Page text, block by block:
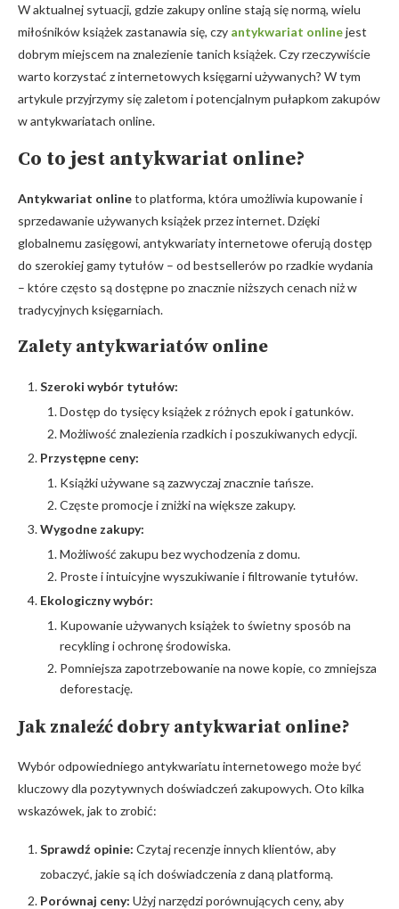
W aktualnej sytuacji, gdzie zakupy online stają się normą, wielu
miłośników książek zastanawia się, czy antykwariat onlinejest
dobrym miejscem na znalezienie tanich książek. Czy rzeczywiście
warto korzystać z internetowych księgarni używanych? W tym
artykule przyjrzymy się zaletom i potencjalnym pułapkom zakupów
w antykwariatach online.
Co to jest antykwariat online?
Antykwariat onlineto platforma, która umożliwia kupowanie i
sprzedawanie używanych książek przez internet. Dzięki
globalnemu zasięgowi, antykwariaty internetowe oferują dostęp
do szerokiej gamy tytułów – od bestsellerów po rzadkie wydania
– które często są dostępne po znacznie niższych cenach niż w
tradycyjnych księgarniach.
Zalety antykwariatów online
Szeroki wybór tytułów:
Dostęp do tysięcy książek z różnych epok i gatunków.
Możliwość znalezienia rzadkich i poszukiwanych edycji.
Przystępne ceny:
Książki używane są zazwyczaj znacznie tańsze.
Częste promocje i zniżki na większe zakupy.
Wygodne zakupy:
Możliwość zakupu bez wychodzenia z domu.
Proste i intuicyjne wyszukiwanie i filtrowanie tytułów.
Ekologiczny wybór:
Kupowanie używanych książek to świetny sposób na
recykling i ochronę środowiska.
Pomniejsza zapotrzebowanie na nowe kopie, co zmniejsza
deforestację.
Jak znaleźć dobry antykwariat online?
Wybór odpowiedniego antykwariatu internetowego może być
kluczowy dla pozytywnych doświadczeń zakupowych. Oto kilka
wskazówek, jak to zrobić:
Sprawdź opinie: Czytaj recenzje innych klientów, aby
zobaczyć, jakie są ich doświadczenia z daną platformą.
Porównaj ceny: Użyj narzędzi porównujących ceny, aby